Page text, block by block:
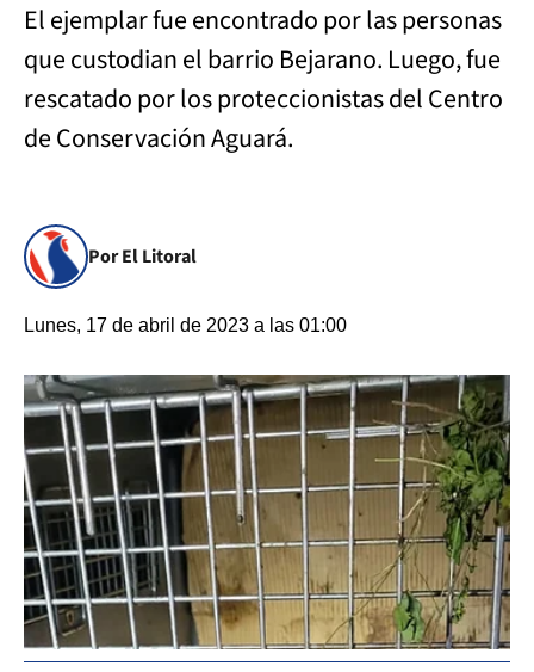
El ejemplar fue encontrado por las personas
que custodian el barrio Bejarano. Luego, fue
rescatado por los proteccionistas del Centro
de Conservación Aguará.
Por El Litoral
Lunes, 17 de abril de 2023 a las 01:00